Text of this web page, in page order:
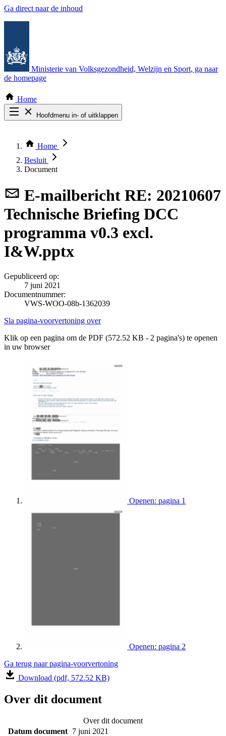
Ga direct naar de inhoud
Ministerie van Volksgezondheid, Welzijn en Sport, ga naar
de homepage
Home
Hoofdmenu in- of uitklappen
Thema COVID-19
Bekijk per bestuursorgaan
Home
Besluit
Document
E-mailbericht RE: 20210607
Technische Briefing DCC
programma v0.3 excl.
I&W.pptx
Gepubliceerd op:
7 juni 2021
Documentnummer:
VWS-WOO-08b-1362039
Sla pagina-voorvertoning over
Klik op een pagina om de PDF (572.52 KB - 2 pagina's) te openen
in uw browser
Openen: pagina 1
Openen: pagina 2
Ga terug naar pagina-voorvertoning
Download (pdf, 572.52 KB)
Over dit document
Over dit document
Datum document 7 juni 2021